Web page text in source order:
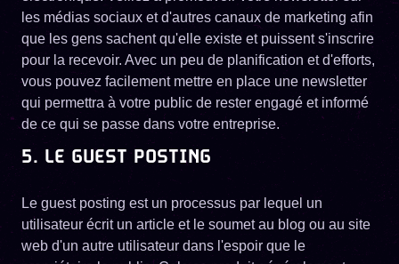
les médias sociaux et d'autres canaux de marketing afin
que les gens sachent qu'elle existe et puissent s'inscrire
pour la recevoir. Avec un peu de planification et d'efforts,
vous pouvez facilement mettre en place une newsletter
qui permettra à votre public de rester engagé et informé
de ce qui se passe dans votre entreprise.
5. LE GUEST POSTING
Le guest posting est un processus par lequel un
utilisateur écrit un article et le soumet au blog ou au site
web d'un autre utilisateur dans l'espoir que le